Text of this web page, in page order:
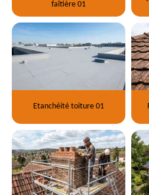
faîtière 01
Etanchéité toiture 01